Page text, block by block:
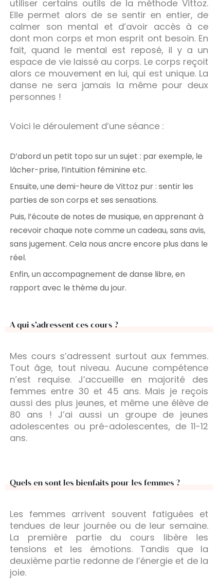
utiliser certains outils de la méthode Vittoz.
Elle permet alors de se sentir en entier, de
calmer son mental et d’avoir accès à ce
dont mon corps et mon esprit ont besoin. En
fait, quand le mental est reposé, il y a un
espace de vie laissé au corps. Le corps reçoit
alors ce mouvement en lui, qui est unique. La
danse ne sera jamais la même pour deux
personnes !
Voici le déroulement d’une séance :
D’abord un petit topo sur un sujet : par exemple, le
lâcher-prise, l’intuition féminine etc.
Ensuite, une demi-heure de Vittoz pur : sentir les
parties de son corps et ses sensations.
Puis, l’écoute de notes de musique, en apprenant à
recevoir chaque note comme un cadeau, sans avis,
sans jugement. Cela nous ancre encore plus dans le
réel.
Enfin, un accompagnement de danse libre, en
rapport avec le thème du jour.
A qui s’adressent ces cours ?
Mes cours s’adressent surtout aux femmes.
Tout âge, tout niveau. Aucune compétence
n’est requise. J’accueille en majorité des
femmes entre 30 et 45 ans. Mais je reçois
aussi des plus jeunes, et même une élève de
80 ans ! J’ai aussi un groupe de jeunes
adolescentes ou pré-adolescentes, de 11-12
ans.
Quels en sont les bienfaits pour les femmes ?
Les femmes arrivent souvent fatiguées et
tendues de leur journée ou de leur semaine.
La première partie du cours libère les
tensions et les émotions. Tandis que la
deuxième partie redonne de l’énergie et de la
joie.